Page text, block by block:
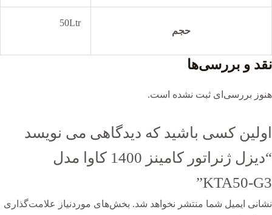
حجم
50Ltr
نقد و بررسی‌ها
هنوز بررسی‌ای ثبت نشده است.
اولین کسی باشید که دیدگاهی می نویسد
“دیزل ژنراتور کامینز 1400 کاوا مدل
KTA50-G3”
نشانی ایمیل شما منتشر نخواهد شد. بخش‌های موردنیاز علامت‌گذاری